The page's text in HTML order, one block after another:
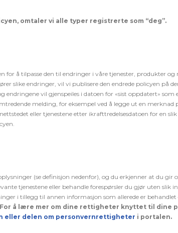
omtaler vi alle typer registrerte som “deg”.
for å tilpasse den til endringer i våre tjenester, produkter
slike endringer, vil vi publisere den endrede policyen på
endringene vil gjenspeiles i datoen for «sist oppdatert» som
melding, for eksempel ved å legge ut en merknad
eller tjenestene etter ikrafttredelsesdatoen for en
(se definisjon nedenfor), og du erkjenner at du gir
tjenestene eller behandle forespørsler du gjør uten slik
i tillegg til annen informasjon som allerede er
For å lære mer om dine rettigheter knyttet til dine
eller delen om personvernrettigheter i portalen.